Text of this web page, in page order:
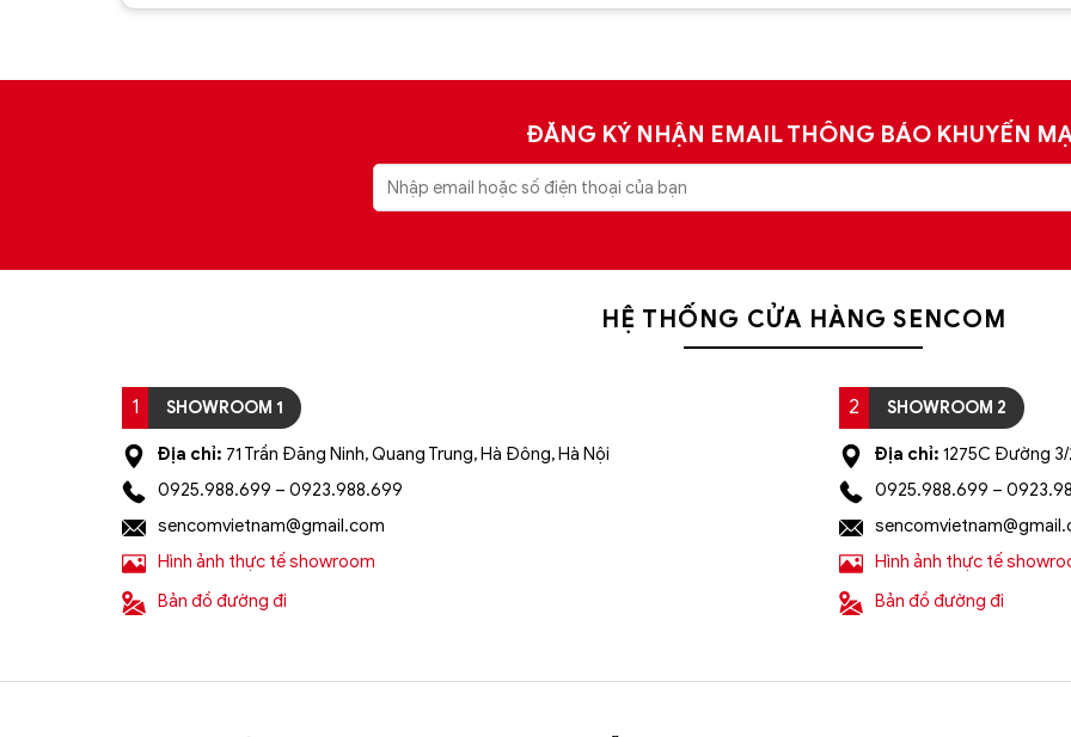
55 sao
55 sao
55 sao
55 sao
ĐĂNG KÝ NHẬN EMAIL THÔNG BÁO KHUYẾN
HỆ THỐNG CỬA HÀNG SENCOM
1 SHOWROOM 1
Địa chỉ: 71 Trần Đăng Ninh, Quang Trung, Hà Đông, Hà Nội
0925.988.699 – 0923.988.699
sencomvietnam@gmail.com
Hình ảnh thực tế showroom
Bản đồ đường đi
2 SHOWROOM 2
Địa chỉ: 1275C Đường 3/
0925.988.699 –
Hình ảnh thực tế
Bản đồ đường đi